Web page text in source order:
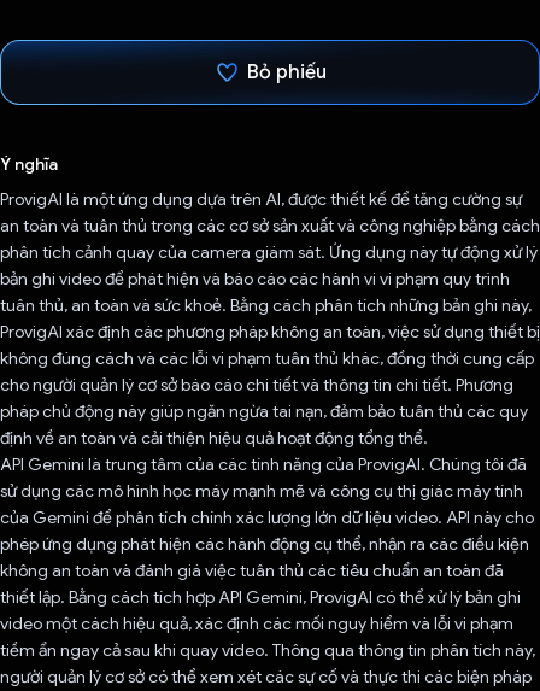
Bỏ phiếu
Ý nghĩa
ProvigAI là một ứng dụng dựa trên AI, được thiết kế để tăng cường sự
an toàn và tuân thủ trong các cơ sở sản xuất và công nghiệp bằng cách
phân tích cảnh quay của camera giám sát. Ứng dụng này tự động xử lý
bản ghi video để phát hiện và báo cáo các hành vi vi phạm quy trình
tuân thủ, an toàn và sức khoẻ. Bằng cách phân tích những bản ghi này,
ProvigAI xác định các phương pháp không an toàn, việc sử dụng thiết bị
không đúng cách và các lỗi vi phạm tuân thủ khác, đồng thời cung cấp
cho người quản lý cơ sở báo cáo chi tiết và thông tin chi tiết. Phương
pháp chủ động này giúp ngăn ngừa tai nạn, đảm bảo tuân thủ các quy
định về an toàn và cải thiện hiệu quả hoạt động tổng thể.
API Gemini là trung tâm của các tính năng của ProvigAI. Chúng tôi đã
sử dụng các mô hình học máy mạnh mẽ và công cụ thị giác máy tính
của Gemini để phân tích chính xác lượng lớn dữ liệu video. API này cho
phép ứng dụng phát hiện các hành động cụ thể, nhận ra các điều kiện
không an toàn và đánh giá việc tuân thủ các tiêu chuẩn an toàn đã
thiết lập. Bằng cách tích hợp API Gemini, ProvigAI có thể xử lý bản ghi
video một cách hiệu quả, xác định các mối nguy hiểm và lỗi vi phạm
tiềm ẩn ngay cả sau khi quay video. Thông qua thông tin phân tích này,
người quản lý cơ sở có thể xem xét các sự cố và thực thi các biện pháp